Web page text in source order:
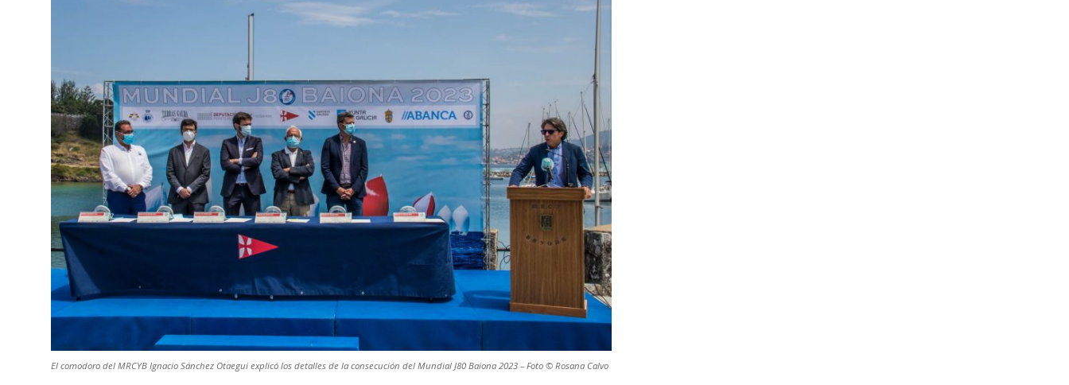
El comodoro del MRCYB Ignacio Sánchez Otaegui explicó los detalles de la consecución del Mundial J80 Baiona 2023 – Foto © Rosana Calvo